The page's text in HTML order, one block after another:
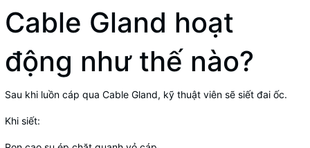
Cable Gland hoạt
động như thế nào?
Sau khi luồn cáp qua Cable Gland, kỹ thuật viên sẽ siết đai ốc.
Khi siết: